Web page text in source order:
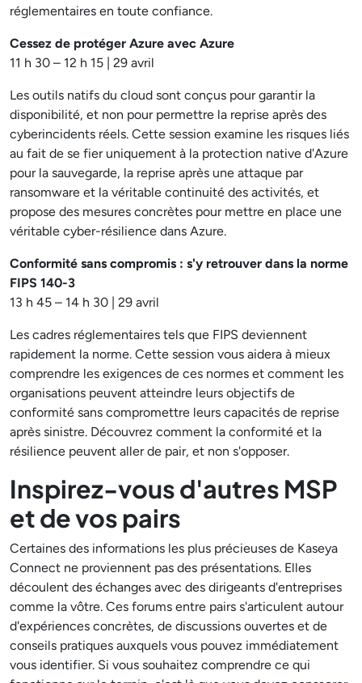
réglementaires en toute confiance.
Cessez de protéger Azure avec Azure
11 h 30 – 12 h 15 | 29 avril
Les outils natifs du cloud sont conçus pour garantir la
disponibilité, et non pour permettre la reprise après des
cyberincidents réels. Cette session examine les risques liés
au fait de se fier uniquement à la protection native d'Azure
pour la sauvegarde, la reprise après une attaque par
ransomware et la véritable continuité des activités, et
propose des mesures concrètes pour mettre en place une
véritable cyber-résilience dans Azure.
Conformité sans compromis : s'y retrouver dans la norme
FIPS 140-3
13 h 45 – 14 h 30 | 29 avril
Les cadres réglementaires tels que FIPS deviennent
rapidement la norme. Cette session vous aidera à mieux
comprendre les exigences de ces normes et comment les
organisations peuvent atteindre leurs objectifs de
conformité sans compromettre leurs capacités de reprise
après sinistre. Découvrez comment la conformité et la
résilience peuvent aller de pair, et non s'opposer.
Inspirez-vous d'autres MSP
et de vos pairs
Certaines des informations les plus précieuses de Kaseya
Connect ne proviennent pas des présentations. Elles
découlent des échanges avec des dirigeants d'entreprises
comme la vôtre. Ces forums entre pairs s'articulent autour
d'expériences concrètes, de discussions ouvertes et de
conseils pratiques auxquels vous pouvez immédiatement
vous identifier. Si vous souhaitez comprendre ce qui